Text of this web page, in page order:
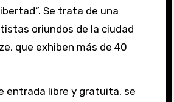
Se trata de una
oriundos de la ciudad
que exhiben más de 40
entrada libre y gratuita, se